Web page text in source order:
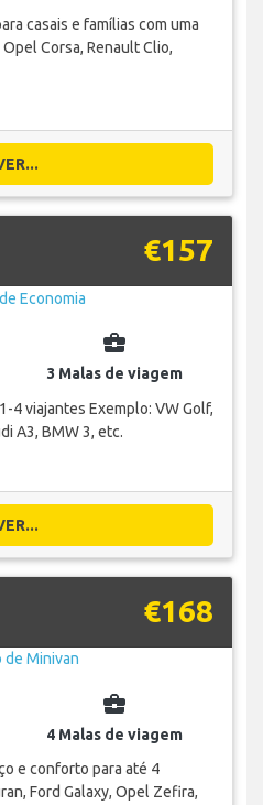
casais e famílias com uma
Corsa, Renault Clio,
€157
business_center
3 Malas de viagem
4 viajantes Exemplo: VW Golf,
A3, BMW 3, etc.
€168
business_center
4 Malas de viagem
e conforto para até 4
Ford Galaxy, Opel Zefira,